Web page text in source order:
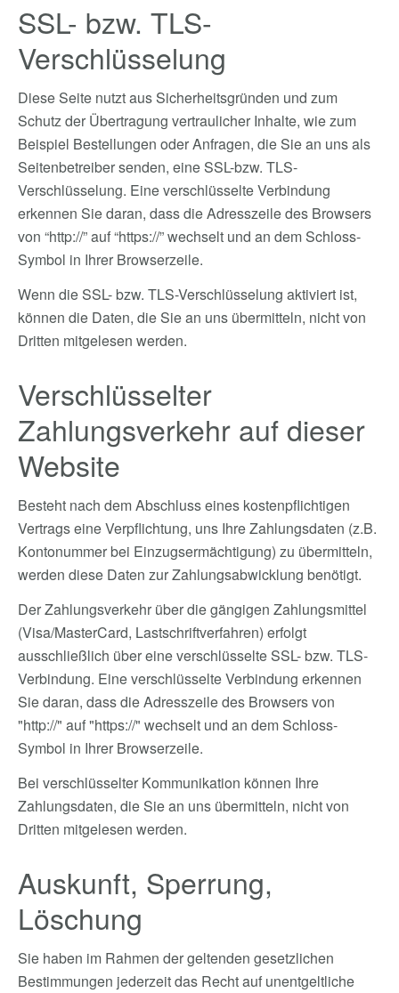
SSL- bzw. TLS-
Verschlüsselung
Diese Seite nutzt aus Sicherheitsgründen und zum
Schutz der Übertragung vertraulicher Inhalte, wie zum
Beispiel Bestellungen oder Anfragen, die Sie an uns als
Seitenbetreiber senden, eine SSL-bzw. TLS-
Verschlüsselung. Eine verschlüsselte Verbindung
erkennen Sie daran, dass die Adresszeile des Browsers
von “http://” auf “https://” wechselt und an dem Schloss-
Symbol in Ihrer Browserzeile.
Wenn die SSL- bzw. TLS-Verschlüsselung aktiviert ist,
können die Daten, die Sie an uns übermitteln, nicht von
Dritten mitgelesen werden.
Verschlüsselter
Zahlungsverkehr auf dieser
Website
Besteht nach dem Abschluss eines kostenpflichtigen
Vertrags eine Verpflichtung, uns Ihre Zahlungsdaten (z.B.
Kontonummer bei Einzugsermächtigung) zu übermitteln,
werden diese Daten zur Zahlungsabwicklung benötigt.
Der Zahlungsverkehr über die gängigen Zahlungsmittel
(Visa/MasterCard, Lastschriftverfahren) erfolgt
ausschließlich über eine verschlüsselte SSL- bzw. TLS-
Verbindung. Eine verschlüsselte Verbindung erkennen
Sie daran, dass die Adresszeile des Browsers von
"http://" auf "https://" wechselt und an dem Schloss-
Symbol in Ihrer Browserzeile.
Bei verschlüsselter Kommunikation können Ihre
Zahlungsdaten, die Sie an uns übermitteln, nicht von
Dritten mitgelesen werden.
Auskunft, Sperrung,
Löschung
Sie haben im Rahmen der geltenden gesetzlichen
Bestimmungen jederzeit das Recht auf unentgeltliche